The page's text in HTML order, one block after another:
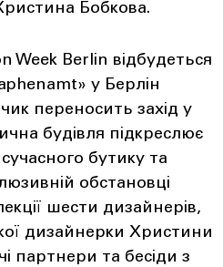
Бобкова.
Week Berlin відбудеться
у Берлін
переносить захід у
будівля підкреслює
бутику та
обстановці
шести дизайнерів,
дизайнерки Христини
партнери та бесіди з